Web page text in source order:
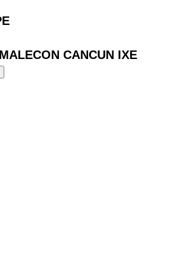
CANCUN IXE